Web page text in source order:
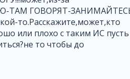
ТАМ ГОВОРЯТ-
то.Расскажите,может,кто
или плохо с таким ИС пусть
то чтобы до